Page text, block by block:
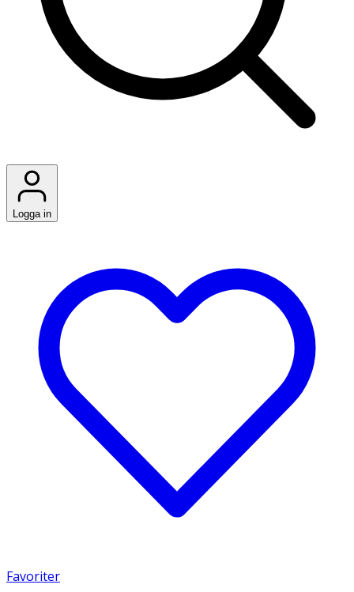
Logga in
Favoriter